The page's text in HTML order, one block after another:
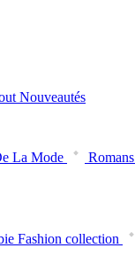
Nouveautés
La Mode
Fashion collection